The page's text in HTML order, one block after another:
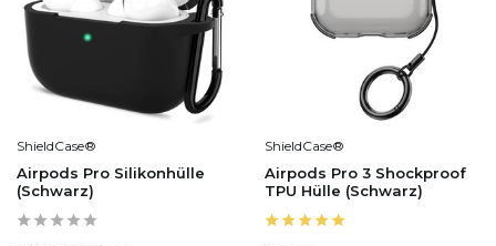
ShieldCase®
Airpods Pro Silikonhülle
(Schwarz)
ShieldCase®
Airpods Pro 3 Shockproof
TPU Hülle (Schwarz)